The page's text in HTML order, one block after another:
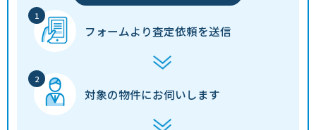
フォームより査定依頼を送信
対象の物件にお伺いします